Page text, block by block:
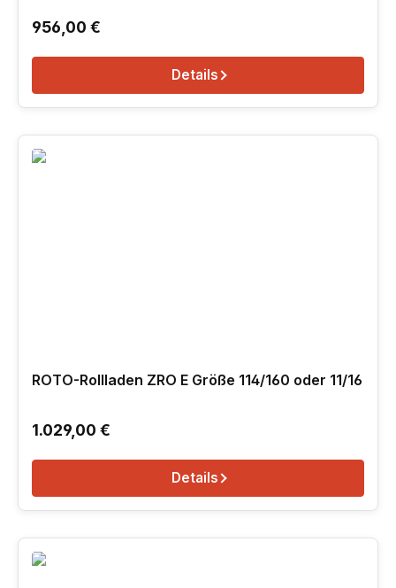
Regulärer Preis:
956,00 €
Details
ROTO-Rollladen ZRO E Größe 114/160 oder 11/16
Regulärer Preis:
1.029,00 €
Details